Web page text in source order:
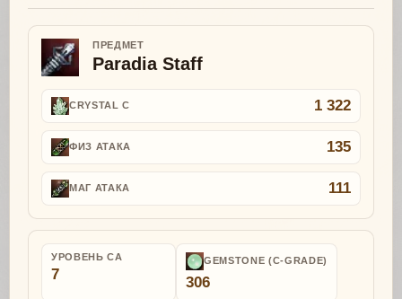
ПРЕДМЕТ
Paradia Staff
CRYSTAL C 1 322
ФИЗ АТАКА 135
МАГ АТАКА 111
УРОВЕНЬ СА
7
GEMSTONE (C-GRADE)
306